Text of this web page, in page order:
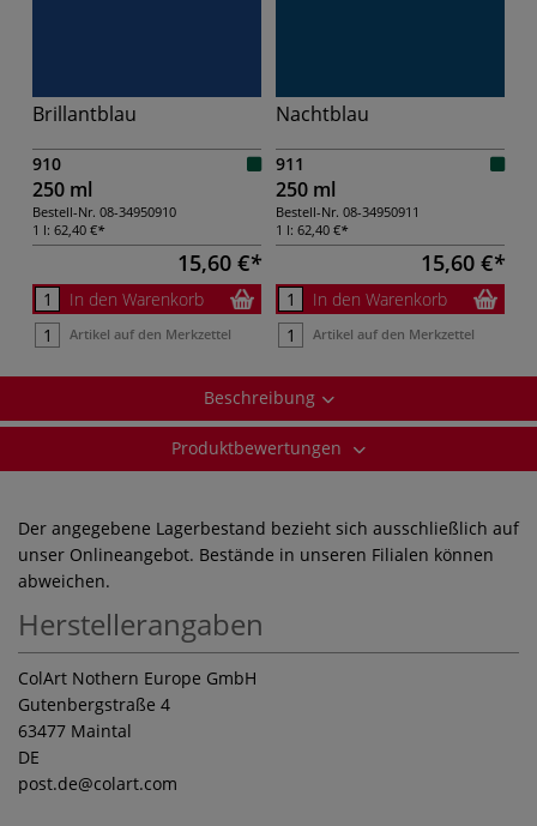
Brillantblau
910
250 ml
Bestell-Nr. 08-34950910
1 l: 62,40 €
15,60 €
In den Warenkorb
Artikel auf den Merkzettel
Nachtblau
911
250 ml
Bestell-Nr. 08-34950911
1 l: 62,40 €
15,60 €
In den Warenkorb
Artikel auf den Merkzettel
Beschreibung
Produktbewertungen
Der angegebene Lagerbestand bezieht sich ausschließlich auf
unser Onlineangebot. Bestände in unseren Filialen können
abweichen.
Herstellerangaben
ColArt Nothern Europe GmbH
Gutenbergstraße 4
63477 Maintal
DE
post.de@colart.com